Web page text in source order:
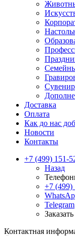
Доставка
Оплата
Как до нас
Новости
Контакты
+7 (499) 151-
Назад
+7 (499)
Telegram
Контактная